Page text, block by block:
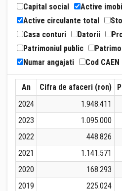
Capital social
Active
Active circulante total
Casa conturi
Datorii
Patrimoniul public
Numar angajati
Cod CAEN
An Cifra de afaceri (ron)
2024
1.948.411
2023
1.095.000
2022
448.826
2021
1.141.571
2020
168.293
2019
225.024